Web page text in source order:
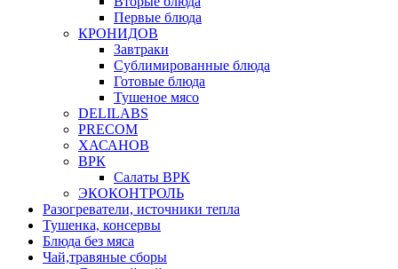
Первые блюда
КРОНИДОВ
Завтраки
Сублимированные блюда
Готовые блюда
Тушеное мясо
DELILABS
PRECOM
ХАСАНОВ
ВРК
Салаты ВРК
ЭКОКОНТРОЛЬ
Разогреватели, источники тепла
Тушенка, консервы
Блюда без мяса
Чай,травяные сборы